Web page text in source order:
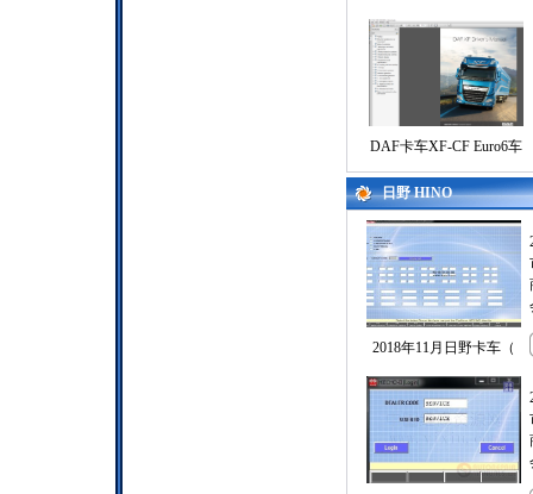
DAF卡车XF-CF Euro6车
日野 HINO
2018年11月日野卡车（